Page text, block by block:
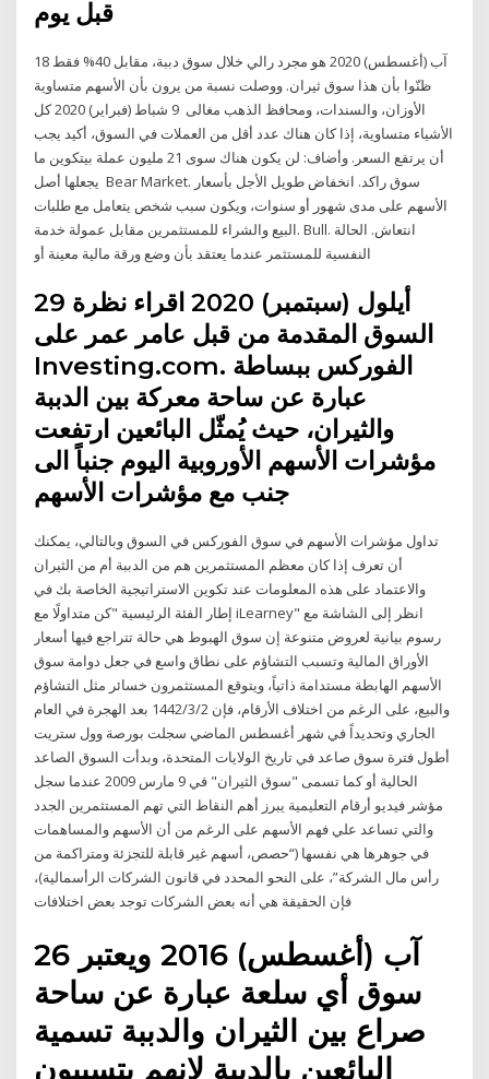
قبل يوم
18 آب (أغسطس) 2020 هو مجرد رالي خلال سوق دببة، مقابل 40% فقط
ظنّوا بأن هذا سوق ثيران. ووصلت نسبة من يرون بأن الأسهم متساوية
الأوزان، والسندات، ومحافظ الذهب مغالى 9 شباط (فبراير) 2020 كل
الأشياء متساوية، إذا كان هناك عدد أقل من العملات في السوق، أكيد يجب
أن يرتفع السعر. وأضاف: لن يكون هناك سوى 21 مليون عملة بيتكوين ما
يجعلها أصل Bear Market. سوق راكد. انخفاض طويل الأجل بأسعار
الأسهم على مدى شهور أو سنوات، ويكون سبب شخص يتعامل مع طلبات
البيع والشراء للمستثمرين مقابل عمولة خدمة. Bull. انتعاش. الحالة
النفسية للمستثمر عندما يعتقد بأن وضع ورقة مالية معينة أو
29 أيلول (سبتمبر) 2020 اقراء نظرة
السوق المقدمة من قبل عامر عمر على
Investing.com. الفوركس ببساطة
عبارة عن ساحة معركة بين الدببة
والثيران، حيث يُمثّل البائعين ارتفعت
مؤشرات الأسهم الأوروبية اليوم جنباً الى
جنب مع مؤشرات الأسهم
تداول مؤشرات الأسهم في سوق الفوركس في السوق وبالتالي، يمكنك
أن تعرف إذا كان معظم المستثمرين هم من الدببة أم من الثيران
والاعتماد على هذه المعلومات عند تكوين الاستراتيجية الخاصة بك في
إطار الفئة الرئيسية "كن متداولًا مع iLearney" انظر إلى الشاشة مع
رسوم بيانية لعروض متنوعة إن سوق الهبوط هي حالة تتراجع فيها أسعار
الأوراق المالية وتسبب التشاؤم على نطاق واسع في جعل دوامة سوق
الأسهم الهابطة مستدامة ذاتياً، ويتوقع المستثمرون خسائر مثل التشاؤم
والبيع، على الرغم من اختلاف الأرقام، فإن 2‏‏/3‏‏/1442 بعد الهجرة في العام
الجاري وتحديداً في شهر أغسطس الماضي سجلت بورصة وول ستريت
أطول فترة سوق صاعد في تاريخ الولايات المتحدة، وبدأت السوق الصاعد
الحالية أو كما تسمى "سوق الثيران" في 9 مارس 2009 عندما سجل
مؤشر فيديو أرقام التعليمية يبرز أهم النقاط التي تهم المستثمرين الجدد
والتي تساعد علي فهم الأسهم على الرغم من أن الأسهم والمساهمات
في جوهرها هي نفسها (“حصص، أسهم غير قابلة للتجزئة ومتراكمة من
رأس مال الشركة”، على النحو المحدد في قانون الشركات الرأسمالية)،
فإن الحقيقة هي أنه بعض الشركات توجد بعض اختلافات
26 آب (أغسطس) 2016 ويعتبر
سوق أي سلعة عبارة عن ساحة
صراع بين الثيران والدببة تسمية
البائعين بالدببة لانهم يتسببون